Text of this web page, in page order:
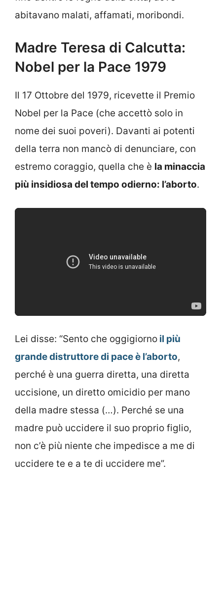
abitavano malati, affamati, moribondi.
Madre Teresa di Calcutta:
Nobel per la Pace 1979
Il 17 Ottobre del 1979, ricevette il Premio
Nobel per la Pace (che accettò solo in
nome dei suoi poveri). Davanti ai potenti
della terra non mancò di denunciare, con
estremo coraggio, quella che è la minaccia
più insidiosa del tempo odierno: l’aborto.
Lei disse: “Sento che oggigiorno il più
grande distruttore di pace è l’aborto,
perché è una guerra diretta, una diretta
uccisione, un diretto omicidio per mano
della madre stessa (…). Perché se una
madre può uccidere il suo proprio figlio,
non c’è più niente che impedisce a me di
uccidere te e a te di uccidere me”.